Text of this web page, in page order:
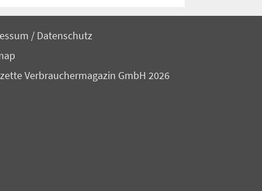
/ Datenschutz
Verbrauchermagazin GmbH 2026